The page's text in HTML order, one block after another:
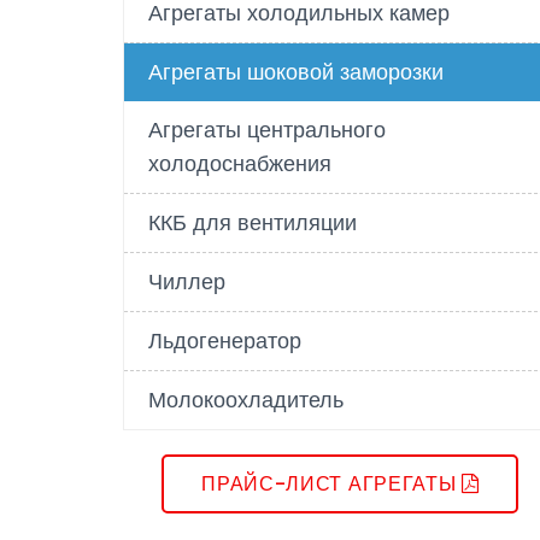
Агрегаты холодильных камер
Агрегаты шоковой заморозки
Агрегаты центрального
холодоснабжения
ККБ для вентиляции
Чиллер
Льдогенератор
Молокоохладитель
ПРАЙС-ЛИСТ АГРЕГАТЫ